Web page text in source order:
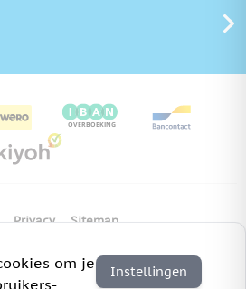
Privacy Sitemap
Pas cookie instellingen aan
om je
Instellingen